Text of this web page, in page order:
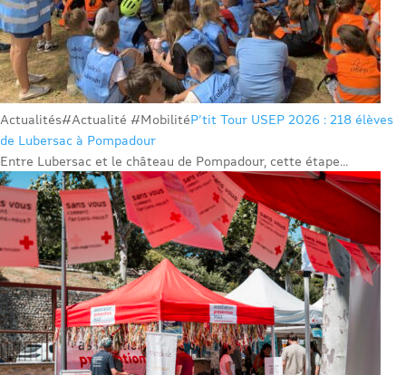
Actualités#Actualité #MobilitéP’tit Tour USEP 2026 : 218 élèves
de Lubersac à Pompadour
Entre Lubersac et le château de Pompadour, cette étape...